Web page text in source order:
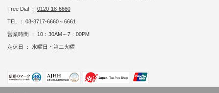
Free Dial ： 0120-18-6660
TEL ： 03-3717-6660～6661
営業時間 ： 10：30AM～7：00PM
定休日 ： 水曜日・第二火曜